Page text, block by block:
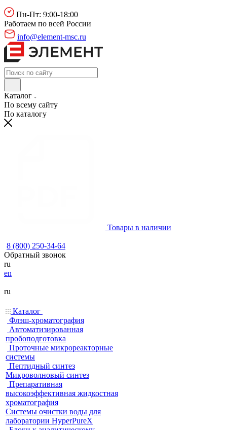
Пн-Пт: 9:00-18:00
Работаем по всей России
info@element-msc.ru
Каталог
По всему сайту
По каталогу
Товары в наличии
8 (800) 250-34-64
Обратный звонок
ru
en
ru
Каталог
Флэш-хроматография
Автоматизированная
пробоподготовка
Проточные микрореакторные
системы
Пептидный синтез
Микроволновый синтез
Препаративная
высокоэффективная жидкостная
хроматография
Системы очистки воды для
лаборатории HyperPureX